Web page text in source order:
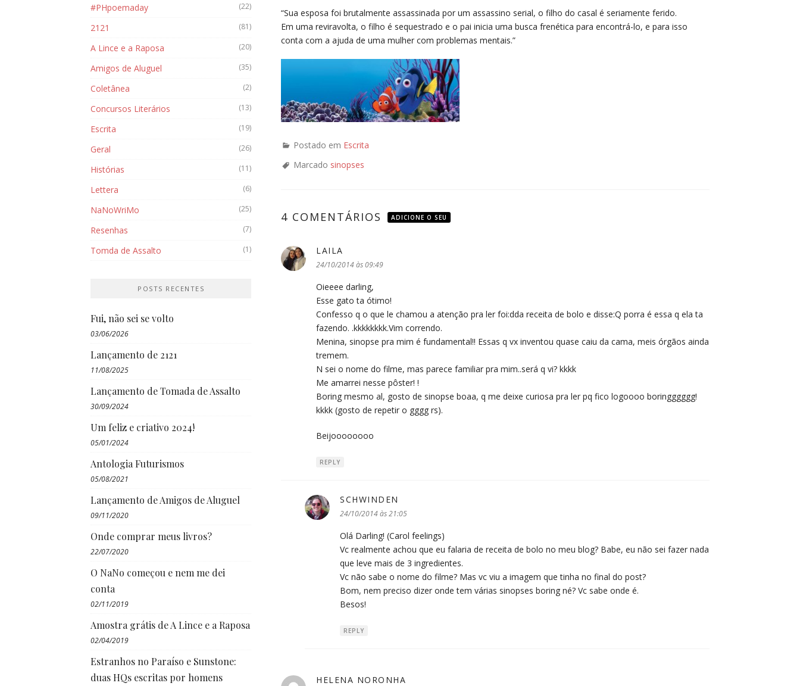
“Sua esposa foi brutalmente assassinada por um assassino serial, o filho do casal é seriamente ferido.
Em uma reviravolta, o filho é sequestrado e o pai inicia uma busca frenética para encontrá-lo, e para isso
conta com a ajuda de uma mulher com problemas mentais.”
Postado em Escrita
Marcado sinopses
4 COMENTÁRIOS ADICIONE O SEU
LAILA
24/10/2014 às 09:49
Oieeee darling,
Esse gato ta ótimo!
Confesso q o que le chamou a atenção pra ler foi:dda receita de bolo e disse:Q porra é essa q ela ta
fazendo. .kkkkkkkk.Vim correndo.
Menina, sinopse pra mim é fundamental!! Essas q vx inventou quase caiu da cama, meis órgãos ainda
tremem.
N sei o nome do filme, mas parece familiar pra mim..será q vi? kkkk
Me amarrei nesse pôster! !
Boring mesmo al, gosto de sinopse boaa, q me deixe curiosa pra ler pq fico logoooo boringggggg!
kkkk (gosto de repetir o gggg rs).
Beijoooooooo
REPLY
SCHWINDEN
24/10/2014 às 21:05
Olá Darling! (Carol feelings)
Vc realmente achou que eu falaria de receita de bolo no meu blog? Babe, eu não sei fazer nada
que leve mais de 3 ingredientes.
Vc não sabe o nome do filme? Mas vc viu a imagem que tinha no final do post?
Bom, nem preciso dizer onde tem várias sinopses boring né? Vc sabe onde é.
Besos!
REPLY
HELENA NORONHA
#PHpoemaday (22)
2121 (81)
A Lince e a Raposa (20)
Amigos de Aluguel (35)
Coletânea (2)
Concursos Literários (13)
Escrita (19)
Geral (26)
Histórias (11)
Lettera (6)
NaNoWriMo (25)
Resenhas (7)
Tomda de Assalto (1)
POSTS RECENTES
Fui, não sei se volto
03/06/2026
Lançamento de 2121
11/08/2025
Lançamento de Tomada de Assalto
30/09/2024
Um feliz e criativo 2024!
05/01/2024
Antologia Futurismos
05/08/2021
Lançamento de Amigos de Aluguel
09/11/2020
Onde comprar meus livros?
22/07/2020
O NaNo começou e nem me dei
conta
02/11/2019
Amostra grátis de A Lince e a Raposa
02/04/2019
Estranhos no Paraíso e Sunstone:
duas HQs escritas por homens